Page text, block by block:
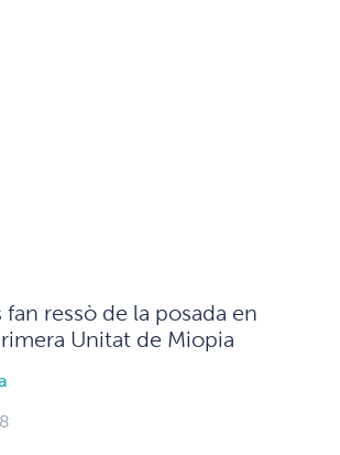
fan ressò de la posada en
Unitat de Miopia